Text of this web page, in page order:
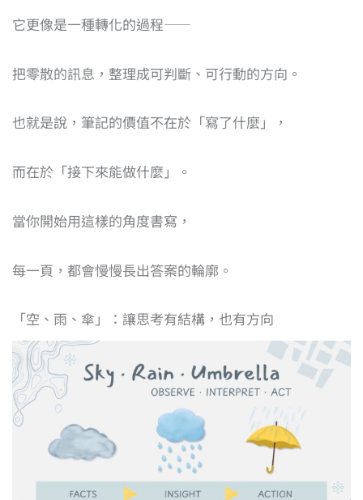
它更像是一種轉化的過程——
把零散的訊息，整理成可判斷、可行動的方向。
也就是說，筆記的價值不在於「寫了什麼」，
而在於「接下來能做什麼」。
當你開始用這樣的角度書寫，
每一頁，都會慢慢長出答案的輪廓。
「空、雨、傘」：讓思考有結構，也有方向